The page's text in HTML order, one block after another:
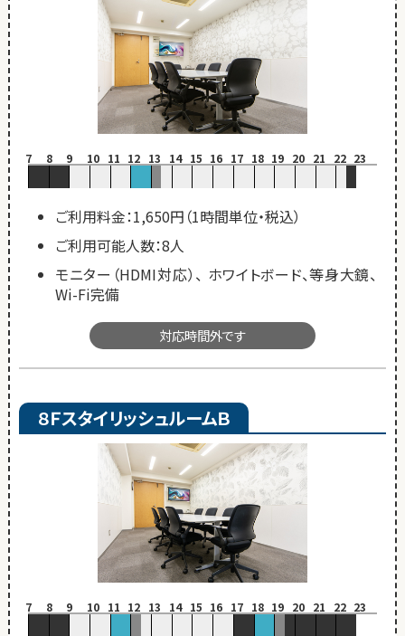
7 8 9 10 11 12 13 14 15 16 17 18 19 20 21 22 23
ご利用料金：1,650円（1時間単位・税込）
ご利用可能人数：8人
モニター（HDMI対応）、 ホワイトボード、等身大鏡、
Wi-Fi完備
対応時間外です
８ＦスタイリッシュルームＢ
7 8 9 10 11 12 13 14 15 16 17 18 19 20 21 22 23